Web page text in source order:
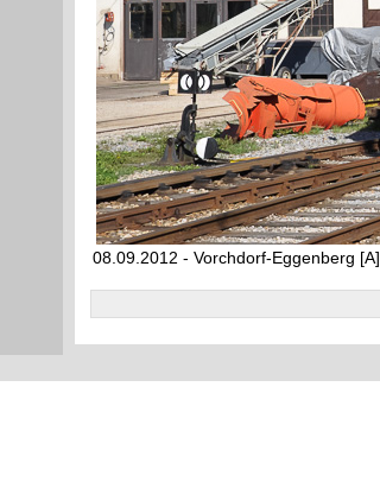
08.09.2012 - Vorchdorf-Eggenberg [A]